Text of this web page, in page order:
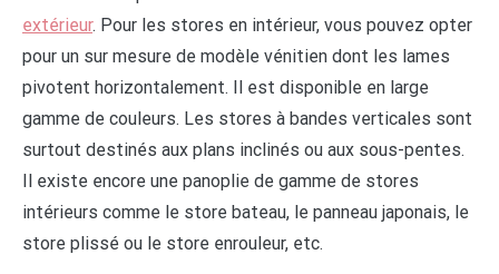
extérieur. Pour les stores en intérieur, vous pouvez opter
pour un sur mesure de modèle vénitien dont les lames
pivotent horizontalement. Il est disponible en large
gamme de couleurs. Les stores à bandes verticales sont
surtout destinés aux plans inclinés ou aux sous-pentes.
Il existe encore une panoplie de gamme de stores
intérieurs comme le store bateau, le panneau japonais, le
store plissé ou le store enrouleur, etc.